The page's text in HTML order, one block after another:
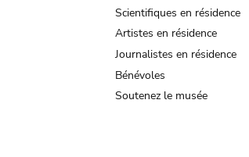
Scientifiques en résidence
Artistes en résidence
Journalistes en résidence
Bénévoles
Soutenez le musée